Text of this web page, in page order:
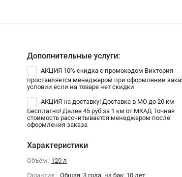
Дополнительные услуги:
АКЦИЯ 10% скидка с промокодом Виктория
проставляется менеджером при оформлении
условии если на товаре нет скидки
АКЦИЯ на доставку! Доставка в МО до 20 км
Бесплатно! Далее 45 руб за 1 км от МКАД Точная
стоимость рассчитывается менеджером после
оформления заказа
Характеристики
Объём: 120 л
Гарантия : Общая: 3 года, на бак: 10 лет